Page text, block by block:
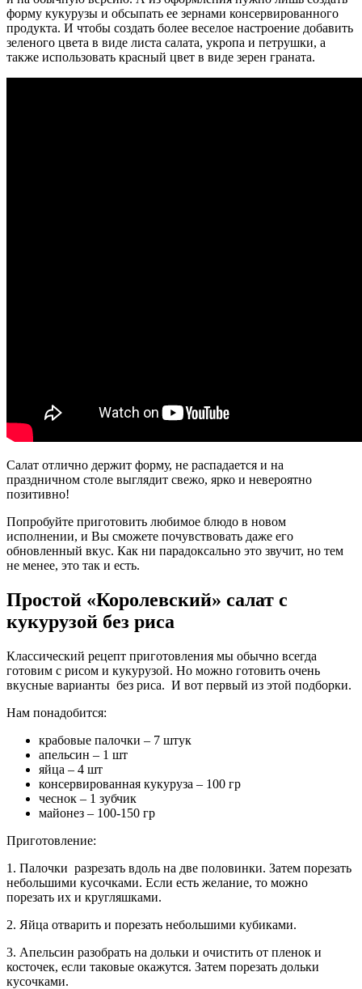
форму кукурузы и обсыпать ее зернами консервированного
продукта. И чтобы создать более веселое настроение добавить
зеленого цвета в виде листа салата, укропа и петрушки, а
также использовать красный цвет в виде зерен граната.
Салат отлично держит форму, не распадается и на
праздничном столе выглядит свежо, ярко и невероятно
позитивно!
Попробуйте приготовить любимое блюдо в новом
исполнении, и Вы сможете почувствовать даже его
обновленный вкус. Как ни парадоксально это звучит, но тем
не менее, это так и есть.
Простой «Королевский» салат с
кукурузой без риса
Классический рецепт приготовления мы обычно всегда
готовим с рисом и кукурузой. Но можно готовить очень
вкусные варианты без риса. И вот первый из этой подборки.
Нам понадобится:
крабовые палочки – 7 штук
апельсин – 1 шт
яйца – 4 шт
консервированная кукуруза – 100 гр
чеснок – 1 зубчик
майонез – 100-150 гр
Приготовление:
1. Палочки разрезать вдоль на две половинки. Затем порезать
небольшими кусочками. Если есть желание, то можно
порезать их и кругляшками.
2. Яйца отварить и порезать небольшими кубиками.
3. Апельсин разобрать на дольки и очистить от пленок и
косточек, если таковые окажутся. Затем порезать дольки
кусочками.